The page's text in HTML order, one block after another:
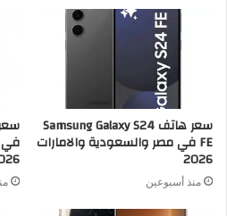
سعر هاتف Samsung Galaxy S24
FE في مصر والسعودية والامارات
2026
منذ أسبوعين
في